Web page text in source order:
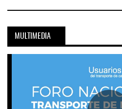
MULTIMEDIA